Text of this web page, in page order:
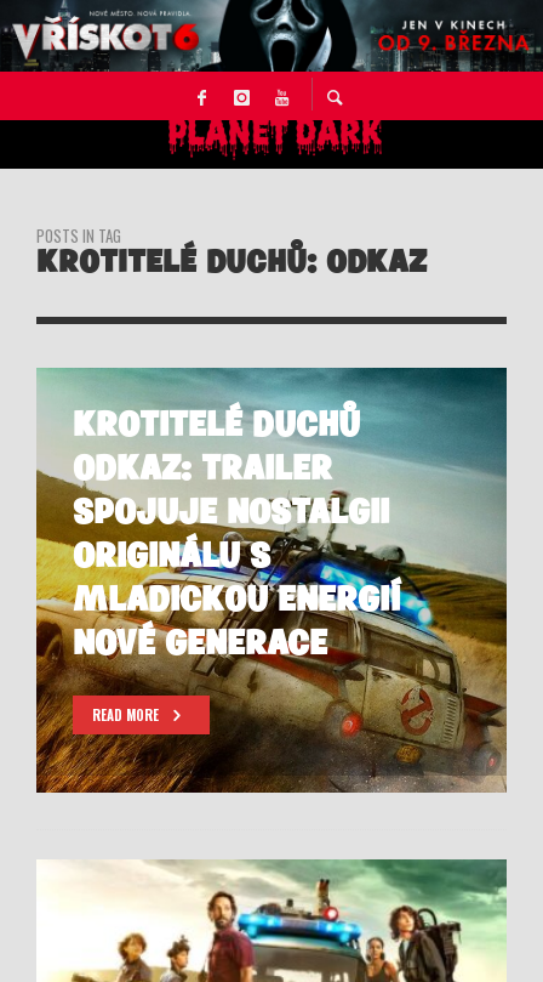
POSTS IN TAG
KROTITELÉ DUCHŮ: ODKAZ
KROTITELÉ DUCHŮ
ODKAZ: TRAILER
SPOJUJE NOSTALGII
ORIGINÁLU S
MLADICKOU ENERGIÍ
NOVÉ GENERACE
READ MORE